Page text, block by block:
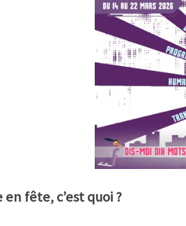
fête, c’est quoi ?